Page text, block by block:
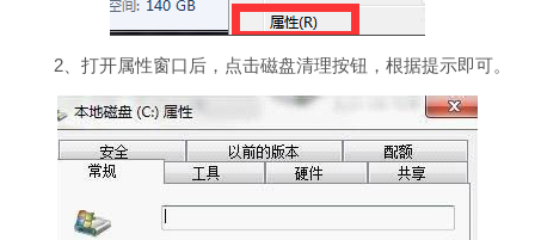
2、打开属性窗口后，点击磁盘清理按钮，根据提示即可。